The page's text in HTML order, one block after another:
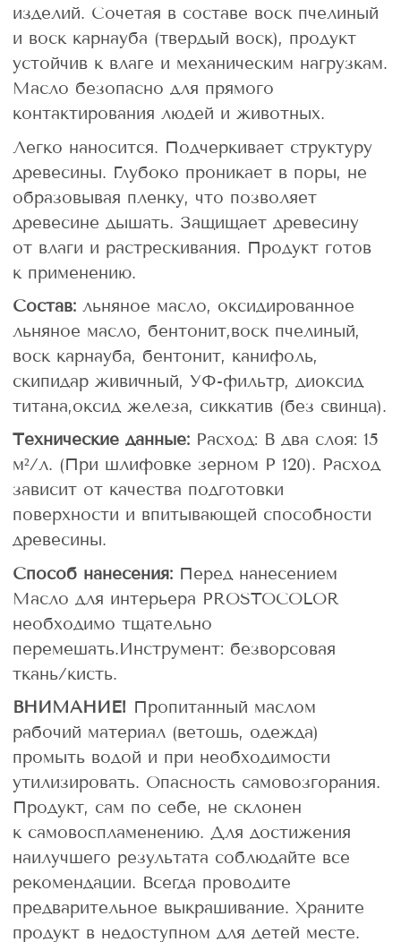
изделий. Сочетая в составе воск пчелиный
и воск карнауба (твердый воск), продукт
устойчив к влаге и механическим нагрузкам.
Масло безопасно для прямого
контактирования людей и животных.
Легко наносится. Подчеркивает структуру
древесины. Глубоко проникает в поры, не
образовывая пленку, что позволяет
древесине дышать. Защищает древесину
от влаги и растрескивания. Продукт готов
к применению.
Состав: льняное масло, оксидированное
льняное масло, бентонит,воск пчелиный,
воск карнауба, бентонит, канифоль,
скипидар живичный, УФ-фильтр, диоксид
титана,оксид железа, сиккатив (без свинца).
Технические данные: Расход: В два слоя: 15
м²/л. (При шлифовке зерном Р 120). Расход
зависит от качества подготовки
поверхности и впитывающей способности
древесины.
Способ нанесения: Перед нанесением
Масло для интерьера PROSTOCOLOR
необходимо тщательно
перемешать.Инструмент: безворсовая
ткань/кисть.
ВНИМАНИЕ! Пропитанный маслом
рабочий материал (ветошь, одежда)
промыть водой и при необходимости
утилизировать. Опасность самовозгорания.
Продукт, сам по себе, не склонен
к самовоспламенению. Для достижения
наилучшего результата соблюдайте все
рекомендации. Всегда проводите
предварительное выкрашивание. Храните
продукт в недоступном для детей месте.